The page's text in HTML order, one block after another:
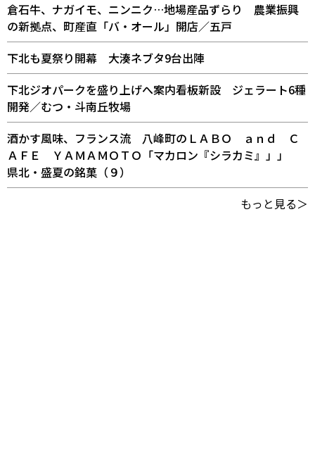
倉石牛、ナガイモ、ニンニク…地場産品ずらり 農業振興
の新拠点、町産直「バ・オール」開店／五戸
下北も夏祭り開幕 大湊ネブタ9台出陣
下北ジオパークを盛り上げへ案内看板新設 ジェラート6種
開発／むつ・斗南丘牧場
酒かす風味、フランス流 八峰町のＬＡＢＯ ａｎｄ Ｃ
ＡＦＥ ＹＡＭＡＭＯＴＯ「マカロン『シラカミ』」」
県北・盛夏の銘菓（９）
もっと見る＞